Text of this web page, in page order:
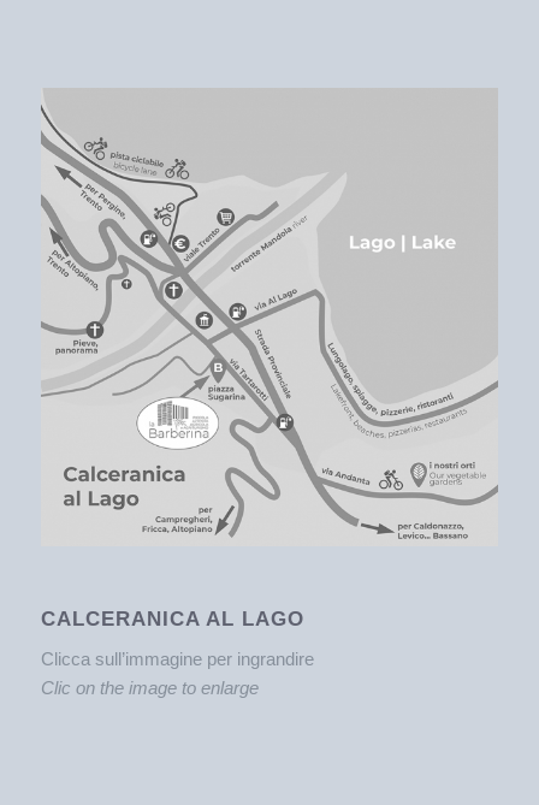
CALCERANICA AL LAGO
Clicca sull’immagine per ingrandire
Clic on the image to enlarge